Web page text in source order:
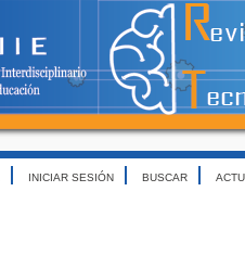
INICIAR SESIÓN BUSCAR